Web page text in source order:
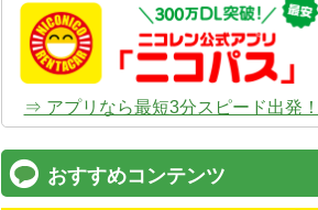
⇒ アプリなら最短3分スピード出発！
おすすめコンテンツ